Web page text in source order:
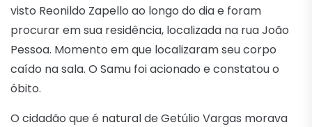
visto Reonildo Zapello ao longo do dia e foram
procurar em sua residência, localizada na rua João
Pessoa. Momento em que localizaram seu corpo
caído na sala. O Samu foi acionado e constatou o
óbito.
O cidadão que é natural de Getúlio Vargas morava